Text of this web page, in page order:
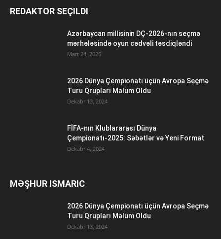
REDAKTOR SEÇILDI
Azərbaycan millisinin DÇ-2026-nın seçmə
mərhələsində oyun cədvəli təsdiqləndi
Mart 24, 2025
2026 Dünya Çempionatı üçün Avropa Seçmə
Turu Qrupları Məlum Oldu
Dekabr 13, 2024
FİFA-nın Klublararası Dünya
Çempionatı-2025: Səbətlər və Yeni Format
Dekabr 4, 2024
MƏŞHUR ISMARIC
2026 Dünya Çempionatı üçün Avropa Seçmə
Turu Qrupları Məlum Oldu
Dekabr 13, 2024